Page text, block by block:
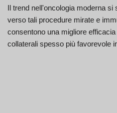
Il trend nell'oncologia moderna si
verso tali procedure mirate e
consentono una migliore
collaterali spesso più favorevole